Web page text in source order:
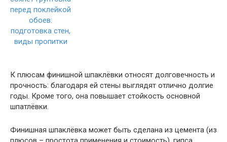
К плюсам финишной шпаклёвки относят долговечность и
прочность: благодаря ей стены выглядят отлично долгие
годы. Кроме того, она повышает стойкость основной
шпатлёвки.
Финишная шпаклёвка может быть сделана из цемента (из